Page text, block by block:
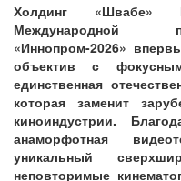
Холдинг «Швабе»
Международной
«Иннопром-2026»
объектив с
единственная
которая заменит
киноиндустрии.
анаморфотная
уникальный
неповторимые